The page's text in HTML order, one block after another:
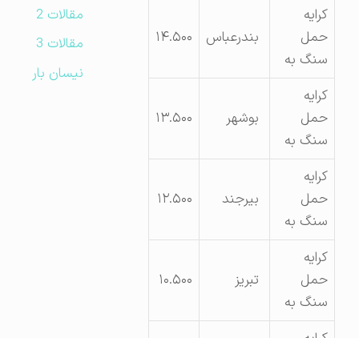
حمل
سنگ به
بندرعباس ۱۴.۵۰۰
حمل
سنگ به
بوشهر ۱۳.۵۰۰
حمل
سنگ به
بیرجند ۱۲.۵۰۰
حمل
سنگ به
۱۰.۵۰۰
مقالات 2
مقالات 3
نیسان بار